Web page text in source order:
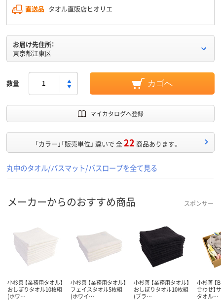
直送品 タオル直販店ヒオリエ
お届け先住所：
東京都江東区
数量 カゴへ
マイカタログへ登録
「カラー」「販売単位」 違いで 全22 商品あります。
丸中のタオル/バスマット/バスローブを全て見る
メーカーからのおすすめ商品 スポンサー
小杉善 【業務用タオル】
おしぼりタオル10枚組
(ホワ…
小杉善 【業務用タオル】
フェイスタオル5枚組
(ホワイ…
小杉善 【業務用タオル】
おしぼりタオル10枚組
(ブラ…
小杉善 【
合わせ】
タオル…